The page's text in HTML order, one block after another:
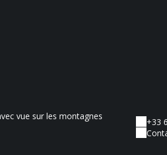
vue sur les montagnes
+33